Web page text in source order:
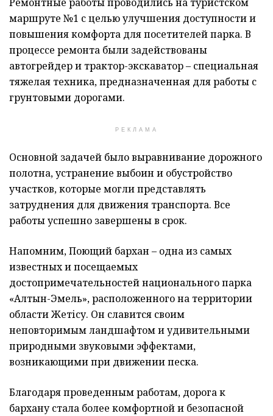
маршруте №1 с целью улучшения доступности и
повышения комфорта для посетителей парка. В
процессе ремонта были задействованы
автогрейдер и трактор-экскаватор – специальная
тяжелая техника, предназначенная для работы с
грунтовыми дорогами.
РЕКЛАМА
Основной задачей было выравнивание дорожного
полотна, устранение выбоин и обустройство
участков, которые могли представлять
затруднения для движения транспорта. Все
работы успешно завершены в срок.
Напомним, Поющий бархан – одна из самых
известных и посещаемых
достопримечательностей национального парка
«Алтын-Эмель», расположенного на территории
области Жетісу. Он славится своим
неповторимым ландшафтом и удивительными
природными звуковыми эффектами,
возникающими при движении песка.
Благодаря проведенным работам, дорога к
бархану стала более комфортной и безопасной